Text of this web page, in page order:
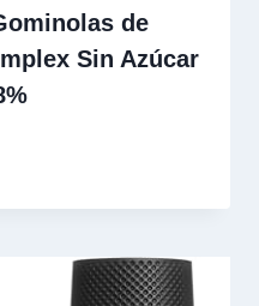
de
Sin Azúcar